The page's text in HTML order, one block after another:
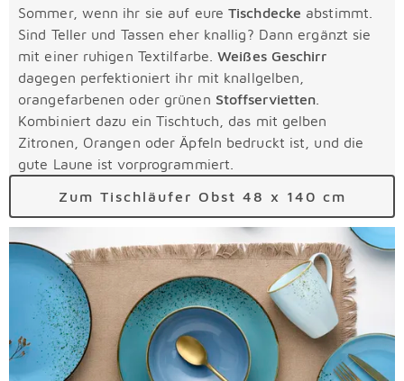
Sommer, wenn ihr sie auf eureTischdecke abstimmt.
Sind Teller und Tassen eher knallig? Dann ergänzt sie
mit einer ruhigen Textilfarbe.Weißes Geschirr
dagegen perfektioniert ihr mit knallgelben,
orangefarbenen oder grünen Stoffservietten
Kombiniert dazu ein Tischtuch, das mit gelben
Zitronen, Orangen oder Äpfeln bedruckt ist, und die
gute Laune ist vorprogrammiert.
Zum Tischläufer Obst 48 x 140 cm